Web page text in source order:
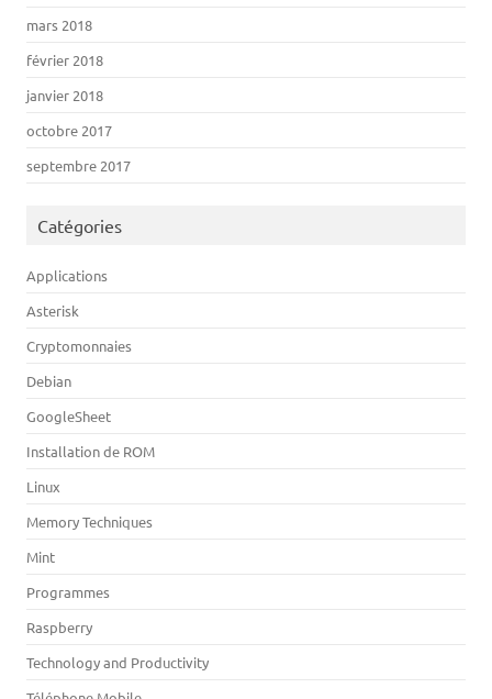
mars 2018
février 2018
janvier 2018
octobre 2017
septembre 2017
Catégories
Applications
Asterisk
Cryptomonnaies
Debian
GoogleSheet
Installation de ROM
Linux
Memory Techniques
Mint
Programmes
Raspberry
Technology and Productivity